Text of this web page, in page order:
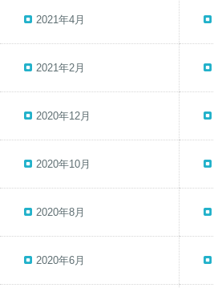
2021年4月
2021年2月
2020年12月
2020年10月
2020年8月
2020年6月